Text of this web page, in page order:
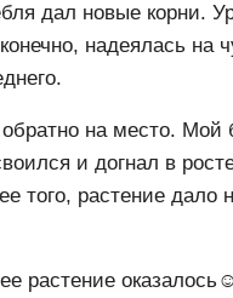
дал новые корни.
надеялась на
на место. Мой
и догнал в
того, растение дало
растение